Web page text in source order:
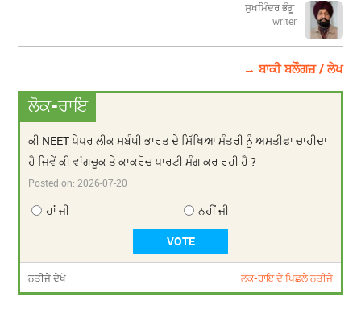
ਸੁਖਮਿੰਦਰ ਭੰਗੂ
writer
→ ਬਾਕੀ ਬਲੌਗਜ਼ / ਲੇਖ
ਲੋਕ-ਰਾਇ
ਕੀ NEET ਪੇਪਰ ਲੀਕ ਸਬੰਧੀ ਭਾਰਤ ਦੇ ਸਿੱਖਿਆ ਮੰਤਰੀ ਨੂੰ ਅਸਤੀਫਾ ਚਾਹੀਦਾ
ਹੈ ਜਿਵੇਂ ਕੀ ਵਾਂਗਚੂਕ ਤੇ ਕਾਕਰੋਚ ਪਾਰਟੀ ਮੰਗ ਕਰ ਰਹੀ ਹੈ ?
Posted on:2026-07-20
ਹਾਂ ਜੀ ਨਹੀਂ ਜੀ
ਨਤੀਜੇ ਦੇਖੋ ਲੋਕ-ਰਾਇ ਦੇ ਪਿਛਲੇ ਨਤੀਜੇ